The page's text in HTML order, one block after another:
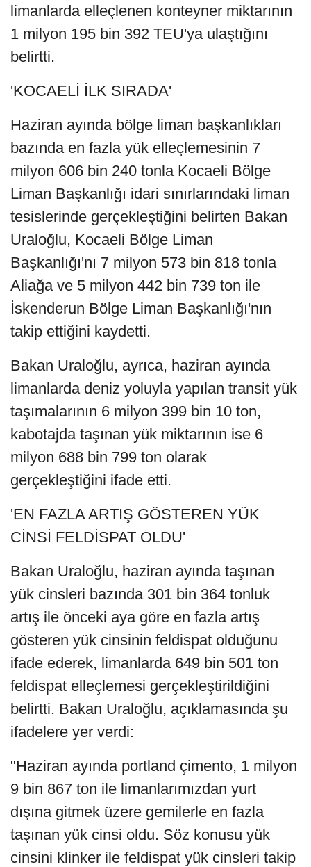
limanlarda elleçlenen konteyner miktarının
1 milyon 195 bin 392 TEU'ya ulaştığını
belirtti.
'KOCAELİ İLK SIRADA'
Haziran ayında bölge liman başkanlıkları
bazında en fazla yük elleçlemesinin 7
milyon 606 bin 240 tonla Kocaeli Bölge
Liman Başkanlığı idari sınırlarındaki liman
tesislerinde gerçekleştiğini belirten Bakan
Uraloğlu, Kocaeli Bölge Liman
Başkanlığı'nı 7 milyon 573 bin 818 tonla
Aliağa ve 5 milyon 442 bin 739 ton ile
İskenderun Bölge Liman Başkanlığı'nın
takip ettiğini kaydetti.
Bakan Uraloğlu, ayrıca, haziran ayında
limanlarda deniz yoluyla yapılan transit yük
taşımalarının 6 milyon 399 bin 10 ton,
kabotajda taşınan yük miktarının ise 6
milyon 688 bin 799 ton olarak
gerçekleştiğini ifade etti.
'EN FAZLA ARTIŞ GÖSTEREN YÜK
CİNSİ FELDİSPAT OLDU'
Bakan Uraloğlu, haziran ayında taşınan
yük cinsleri bazında 301 bin 364 tonluk
artış ile önceki aya göre en fazla artış
gösteren yük cinsinin feldispat olduğunu
ifade ederek, limanlarda 649 bin 501 ton
feldispat elleçlemesi gerçekleştirildiğini
belirtti. Bakan Uraloğlu, açıklamasında şu
ifadelere yer verdi:
"Haziran ayında portland çimento, 1 milyon
9 bin 867 ton ile limanlarımızdan yurt
dışına gitmek üzere gemilerle en fazla
taşınan yük cinsi oldu. Söz konusu yük
cinsini klinker ile feldispat yük cinsleri takip